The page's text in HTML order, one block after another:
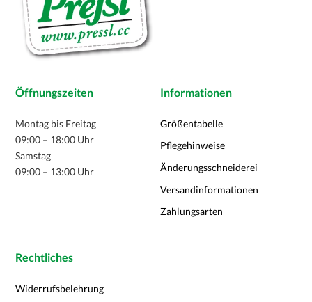
Öffnungszeiten
Montag bis Freitag
09:00 – 18:00 Uhr
Samstag
09:00 – 13:00 Uhr
Informationen
Größentabelle
Pflegehinweise
Änderungsschneiderei
Versandinformationen
Zahlungsarten
Rechtliches
Widerrufsbelehrung